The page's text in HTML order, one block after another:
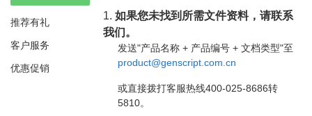
推荐有礼
客户服务
优惠促销
1.如果您未找到所需文件资料，请联系
我们。
发送"产品名称 + 产品编号 + 文档类型"至
product@genscript.com.cn
或直接拨打客服热线400-025-8686转
5810。